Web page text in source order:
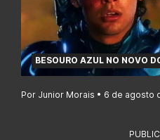
BESOURO AZUL NO NOVO
Por Junior Morais • 6 de agosto